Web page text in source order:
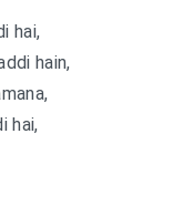
hai,
hain,
hai,